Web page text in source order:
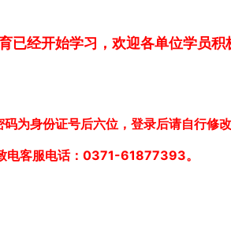
已经开始学习，欢迎各单位学员积
为身份证号后六位，登录后请自行修
电客服电话：0371-61877393。